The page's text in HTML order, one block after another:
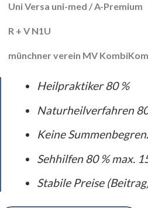
Uni Versa uni-med / A-Premium
R + V N1U
münchner verein MV
Heilpraktiker 80 %
Naturheilverfahren
Keine
Sehhilfen 80 % max.
Stabile Preise